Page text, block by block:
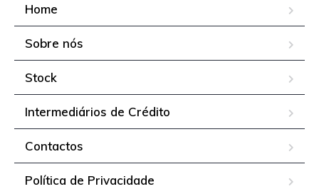
Home
Sobre nós
Stock
Intermediários de Crédito
Contactos
Política de Privacidade